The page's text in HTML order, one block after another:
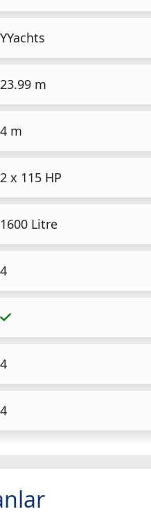
YYachts
23.99 m
4 m
2 x 115 HP
1600 Litre
4
4
4